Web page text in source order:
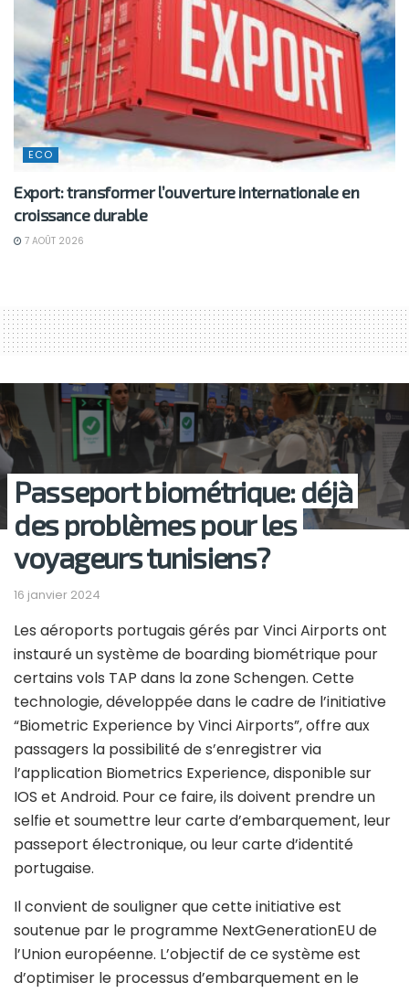
ECO
Export: transformer l’ouverture internationale en
croissance durable
7 AOÛT 2026
Passeport biométrique: déjà
des problèmes pour les
voyageurs tunisiens?
16 janvier 2024
Les aéroports portugais gérés par Vinci Airports ont
instauré un système de boarding biométrique pour
certains vols TAP dans la zone Schengen. Cette
technologie, développée dans le cadre de l’initiative
“Biometric Experience by Vinci Airports”, offre aux
passagers la possibilité de s’enregistrer via
l’application Biometrics Experience, disponible sur
IOS et Android. Pour ce faire, ils doivent prendre un
selfie et soumettre leur carte d’embarquement, leur
passeport électronique, ou leur carte d’identité
portugaise.
Il convient de souligner que cette initiative est
soutenue par le programme NextGenerationEU de
l’Union européenne. L’objectif de ce système est
d’optimiser le processus d’embarquement en le